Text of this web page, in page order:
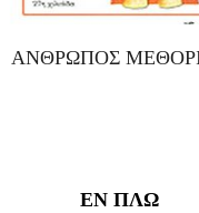
ΑΝΘΡΩΠΟΣ
ΕΝ ΠΛΩ